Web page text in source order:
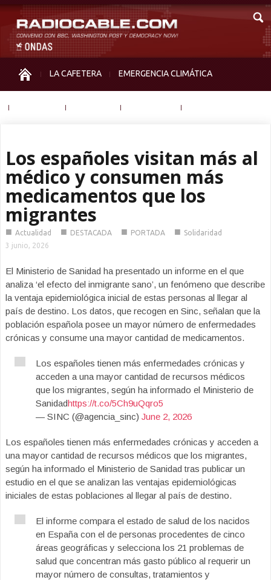
LA CAFETERA EMERGENCIA CLIMÁTICA
Los españoles visitan más al
médico y consumen más
medicamentos que los
migrantes
■ Actualidad ■ DESTACADA ■ PORTADA ■ Solidaridad
3 junio, 2026
El Ministerio de Sanidad ha presentado un informe en el que
analiza ‘el efecto del inmigrante sano’, un fenómeno que describe
la ventaja epidemiológica inicial de estas personas al llegar al
país de destino. Los datos, que recogen en Sinc, señalan que la
población española posee un mayor número de enfermedades
crónicas y consume una mayor cantidad de medicamentos.
Los españoles tienen más enfermedades crónicas y
acceden a una mayor cantidad de recursos médicos
que los migrantes, según ha informado el Ministerio de
Sanidadhttps://t.co/5Ch9uQqro5
— SINC (@agencia_sinc) June 2, 2026
Los españoles tienen más enfermedades crónicas y acceden a
una mayor cantidad de recursos médicos que los migrantes,
según ha informado el Ministerio de Sanidad tras publicar un
estudio en el que se analizan las ventajas epidemiológicas
iniciales de estas poblaciones al llegar al país de destino.
El informe compara el estado de salud de los nacidos
en España con el de personas procedentes de cinco
áreas geográficas y selecciona los 21 problemas de
salud que concentran más gasto público al requerir un
mayor número de consultas, tratamientos y